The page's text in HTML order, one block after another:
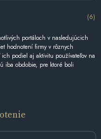
(6)
portáloch v nasledujúcich
hodnotení firmy v rôznych
podiel aj aktivitu používateľov na
iba obdobie, pre ktoré boli